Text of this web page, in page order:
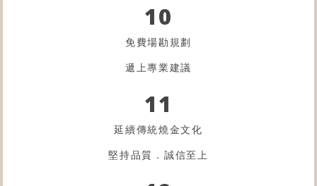
10
免費場勘規劃
遞上專業建議
11
延續傳統燒金文化
堅持品質．誠信至上